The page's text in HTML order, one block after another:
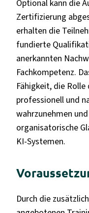
Optional kann die
Zertifizierung
erhalten die
fundierte
anerkannten
Fachkompetenz.
Fähigkeit, die
professionell und
wahrzunehmen
organisatorische
KI-Systemen.
Durch die